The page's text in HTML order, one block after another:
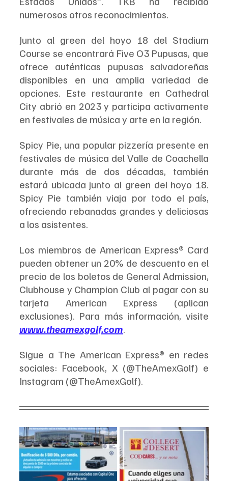
numerosos otros reconocimientos.
Junto al green del hoyo 18 del Stadium
Course se encontrará Five O3 Pupusas, que
ofrece auténticas pupusas salvadoreñas
disponibles en una amplia variedad de
opciones. Este restaurante en Cathedral
City abrió en 2023 y participa activamente
en festivales de música y arte en la región.
Spicy Pie, una popular pizzería presente en
festivales de música del Valle de Coachella
durante más de dos décadas, también
estará ubicada junto al green del hoyo 18.
Spicy Pie también viaja por todo el país,
ofreciendo rebanadas grandes y deliciosas
a los asistentes.
Los miembros de American Express® Card
pueden obtener un 20% de descuento en el
precio de los boletos de General Admission,
Clubhouse y Champion Club al pagar con su
tarjeta American Express (aplican
www.theamexgolf.com.
Sigue a The American Express® en redes
sociales: Facebook, X (@TheAmexGolf) e
Instagram (@TheAmexGolf).